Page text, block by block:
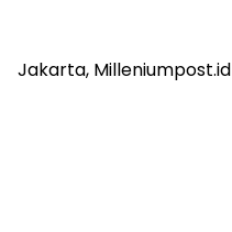
Jakarta, Milleniumpost.id